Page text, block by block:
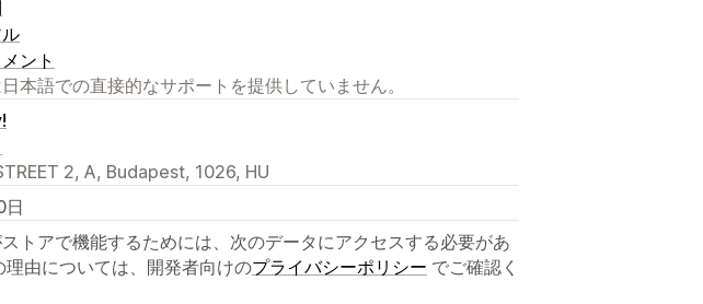
ント
本語での直接的なサポートを提供していません。
2, A, Budapest, 1026, HU
日
トアで機能するためには、次のデータにアクセスする必要があ
理由については、開発者向けのプライバシーポリシー でご確認く